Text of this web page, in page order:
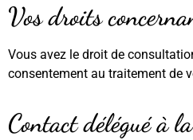
Vos droits
Vous avez le droit de
consentement au traitement de
Contact délégué à